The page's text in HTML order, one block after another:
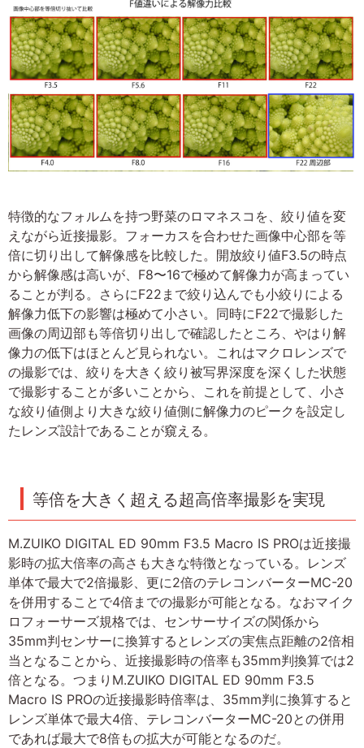
特徴的なフォルムを持つ野菜のロマネスコを、絞り値を変
えながら近接撮影。フォーカスを合わせた画像中心部を等
倍に切り出して解像感を比較した。開放絞り値F3.5の時点
から解像感は高いが、F8〜16で極めて解像力が高まってい
ることが判る。さらにF22まで絞り込んでも小絞りによる
解像力低下の影響は極めて小さい。同時にF22で撮影した
画像の周辺部も等倍切り出しで確認したところ、やはり解
像力の低下はほとんど見られない。これはマクロレンズで
の撮影では、絞りを大きく絞り被写界深度を深くした状態
で撮影することが多いことから、これを前提として、小さ
な絞り値側より大きな絞り値側に解像力のピークを設定し
たレンズ設計であることが窺える。
等倍を大きく超える超高倍率撮影を実現
M.ZUIKO DIGITAL ED 90mm F3.5 Macro IS PROは近接撮
影時の拡大倍率の高さも大きな特徴となっている。レンズ
単体で最大で2倍撮影、更に2倍のテレコンバーターMC-20
を併用することで4倍までの撮影が可能となる。なおマイク
ロフォーサーズ規格では、センサーサイズの関係から
35mm判センサーに換算するとレンズの実焦点距離の2倍相
当となることから、近接撮影時の倍率も35mm判換算では2
倍となる。つまりM.ZUIKO DIGITAL ED 90mm F3.5
Macro IS PROの近接撮影時倍率は、35mm判に換算すると
レンズ単体で最大4倍、テレコンバーターMC-20との併用
であれば最大で8倍もの拡大が可能となるのだ。